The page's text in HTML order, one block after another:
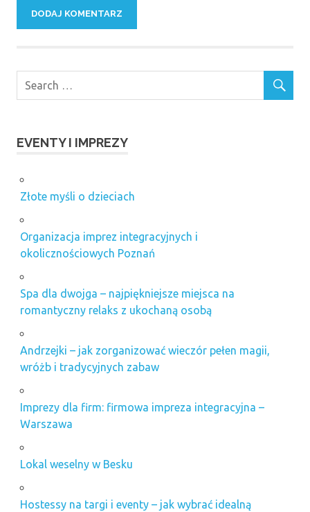
EVENTY I IMPREZY
Złote myśli o dzieciach
Organizacja imprez integracyjnych i
okolicznościowych Poznań
Spa dla dwojga – najpiękniejsze miejsca na
romantyczny relaks z ukochaną osobą
Andrzejki – jak zorganizować wieczór pełen magii,
wróżb i tradycyjnych zabaw
Imprezy dla firm: firmowa impreza integracyjna –
Warszawa
Lokal weselny w Besku
Hostessy na targi i eventy – jak wybrać idealną